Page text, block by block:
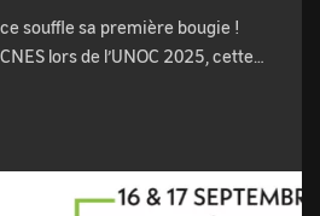
souffle sa première bougie !
lors de l’UNOC 2025, cette…